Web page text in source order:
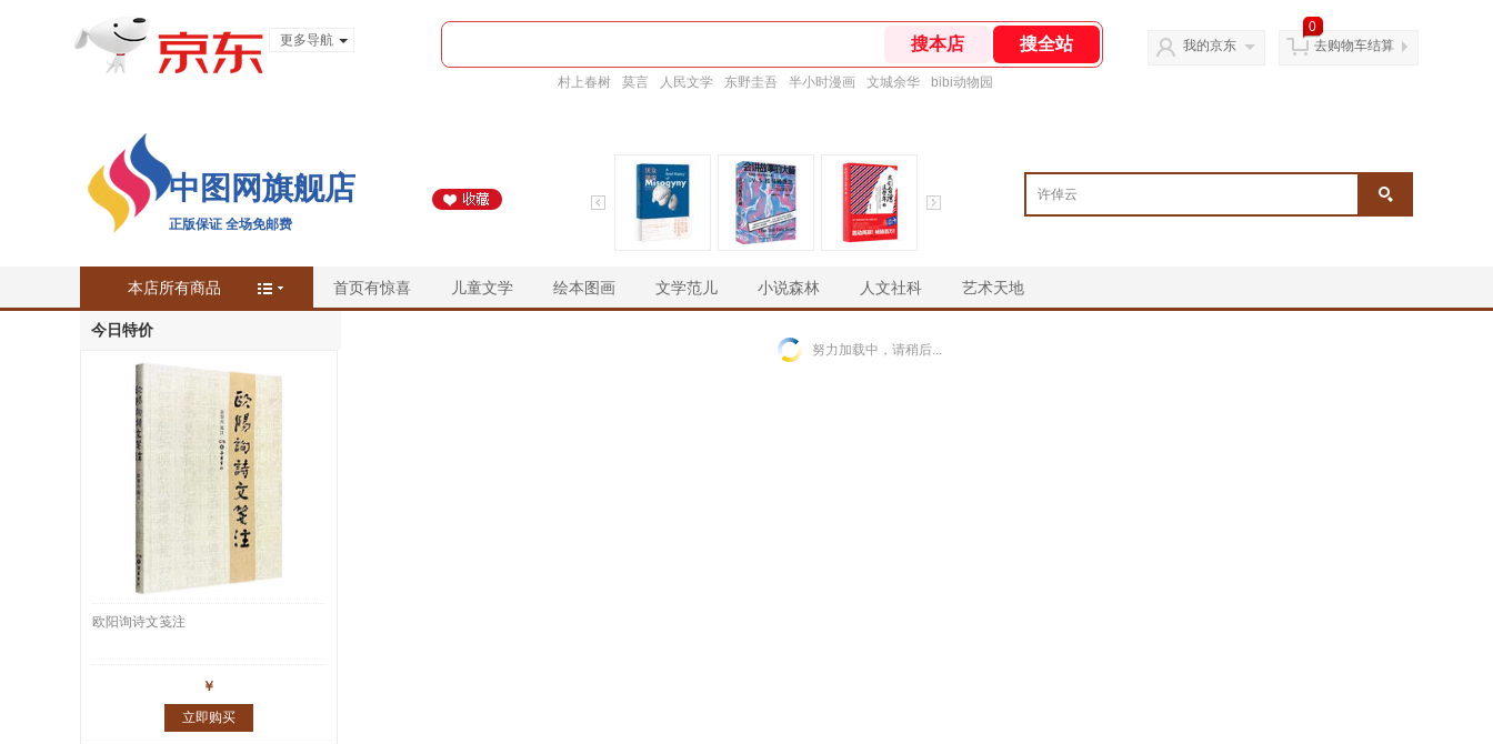
更多导航
村上春树 莫言 人民文学 东野圭吾 半小时漫画 文城余华 bibi动物园
我的京东
0
去购物车结算
中图网旗舰店
正版保证 全场免邮费
￥ ￥ ￥ ￥
本店所有商品 首页有惊喜 儿童文学 绘本图画 文学范儿 小说森林 人文社科 艺术天地
今日特价
欧阳询诗文笺注
￥
立即购买
努力加载中，请稍后...